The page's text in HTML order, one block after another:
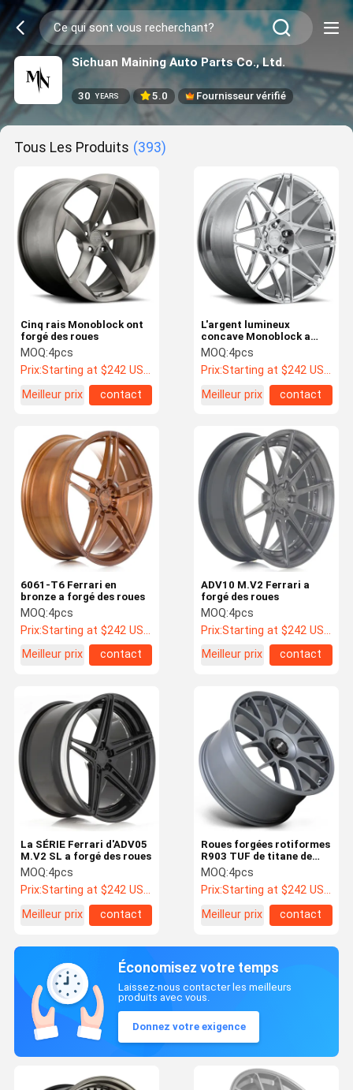
Sichuan Maining Auto Parts Co., Ltd.
30 YEARS 5.0 Fournisseur vérifié
Tous Les Produits (393)
Cinq rais Monoblock ont
forgé des roues
MOQ:4pcs
Prix:Starting at $242 US Dollars ea
Meilleur prix
contact
L'argent lumineux
concave Monoblock a
forgé des roues
MOQ:4pcs
Prix:Starting at $242 US Dollars ea
Meilleur prix
contact
6061-T6 Ferrari en
bronze a forgé des roues
MOQ:4pcs
Prix:Starting at $242 US Dollars ea
Meilleur prix
contact
ADV10 M.V2 Ferrari a
forgé des roues
MOQ:4pcs
Prix:Starting at $242 US Dollars ea
Meilleur prix
contact
La SÉRIE Ferrari d'ADV05
M.V2 SL a forgé des roues
MOQ:4pcs
Prix:Starting at $242 US Dollars ea
Meilleur prix
contact
Roues forgées rotiformes
R903 TUF de titane de
satin
MOQ:4pcs
Prix:Starting at $242 US Dollars ea
Meilleur prix
contact
Économisez votre temps
Laissez-nous contacter les meilleurs
produits avec vous.
Donnez votre exigence